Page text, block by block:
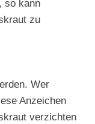
so kann
zu
Wer
Anzeichen
verzichten